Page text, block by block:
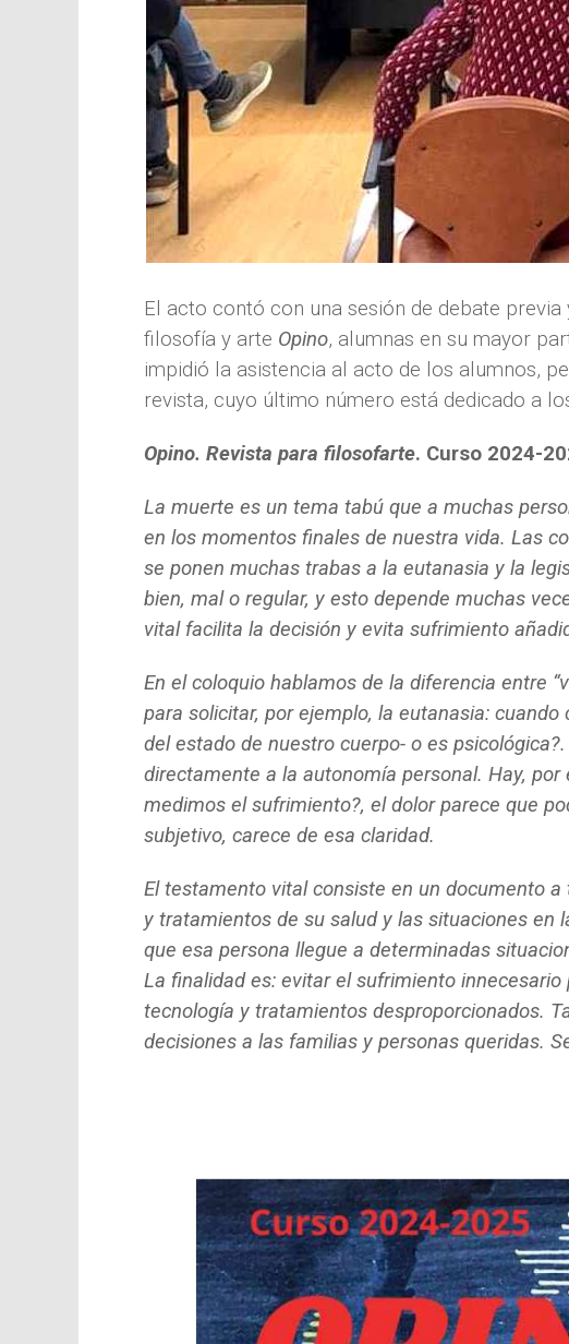
El acto contó con una sesión de debate
filosofía y arte Opino, alumnas en su mayor
impidió la asistencia al acto de los alumnos,
revista, cuyo último número está dedicado a
Opino. Revista para filosofarte. Curso 2024-
La muerte es un tema tabú que a muchas
en los momentos finales de nuestra vida. Las
se ponen muchas trabas a la eutanasia y la
bien, mal o regular, y esto depende muchas
vital facilita la decisión y evita sufrimiento
En el coloquio hablamos de la diferencia entre
para solicitar, por ejemplo, la eutanasia:
del estado de nuestro cuerpo- o es
directamente a la autonomía personal. Hay,
medimos el sufrimiento?, el dolor parece que
subjetivo, carece de esa claridad.
El testamento vital consiste en un documento
y tratamientos de su salud y las situaciones en
que esa persona llegue a determinadas
La finalidad es: evitar el sufrimiento
tecnología y tratamientos desproporcionados.
decisiones a las familias y personas queridas.